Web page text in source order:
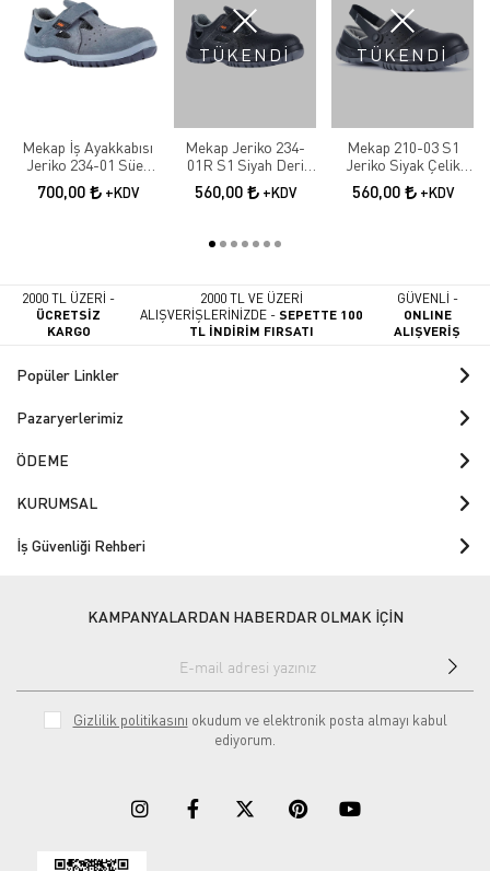
Mekap İş Ayakkabısı
Jeriko 234-01 Süet
S1 Çelik Burun
700,00 +KDV
TÜKENDİ
Mekap Jeriko 234-
01R S1 Siyah Deri
Çelik Burunlu
Sandalet
560,00 +KDV
TÜKENDİ
Mekap 210-03 S1
Jeriko Siyak Çelik
Burunlu İş Ayakkabısı
560,00 +KDV
2000 TL ÜZERİ -
ÜCRETSİZ
KARGO
2000 TL VE ÜZERİ
ALIŞVERİŞLERİNİZDE -SEPETTE 100
TL İNDİRİM FIRSATI
GÜVENLİ -
ONLINE
ALIŞVERİŞ
Popüler Linkler
Pazaryerlerimiz
ÖDEME
KURUMSAL
İş Güvenliği Rehberi
KAMPANYALARDAN HABERDAR OLMAK İÇİN
Gizlilik politikasını okudum ve elektronik posta almayı kabul
ediyorum.